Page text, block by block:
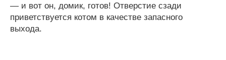
— и вот он, домик, готов! Отверстие сзади
приветствуется котом в качестве запасного
выхода.